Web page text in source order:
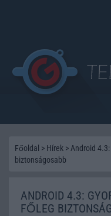
Főoldal > Hírek > Android
biztonságosabb
ANDROID 4.3:
FŐLEG